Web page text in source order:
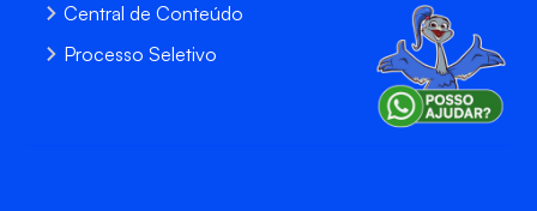
Central de Conteúdo
Processo Seletivo